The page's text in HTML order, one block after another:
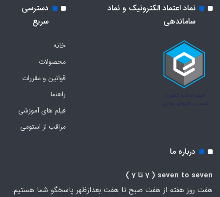
نماد اعتماد الکترونیک و نماد
ساماندهی
دسترسی
سریع
خانه
محصولات
قوانین و مقررات
راهنما
فیلم های آموزشی
مراقب از استومی
درباره ما
seven to seven ( 7 تا 7 )
هفت روز هفته از هفت صبح تا هفت بعدازظهر پاسخگو شما هستیم.